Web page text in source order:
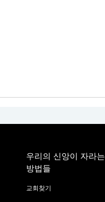
우리의 신앙이 자라는
방법들
교회찾기